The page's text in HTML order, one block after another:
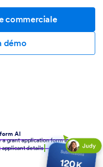
commerciale
démo
AI
a grant application form to
applicant details